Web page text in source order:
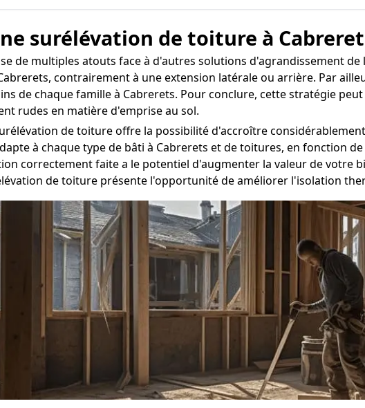
surélévation de toiture à
de multiples atouts face à d'autres solutions d'agrandissement
contrairement à une extension latérale ou arrière. Par
de chaque famille à Cabrerets. Pour conclure, cette stratégie
rudes en matière d'emprise au sol.
de toiture offre la possibilité d'accroître
à chaque type de bâti à Cabrerets et de toitures, en fonction
correctement faite a le potentiel d'augmenter la valeur de votre
de toiture présente l'opportunité de améliorer l'isolation